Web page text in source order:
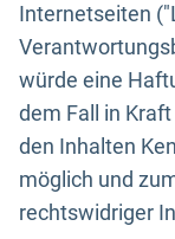
Internetseiten
würde eine
dem Fall in
den Inhalten
möglich und
rechtswidriger